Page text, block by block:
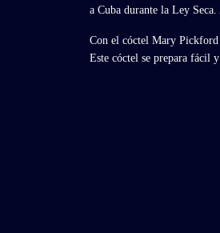
a Cuba durante la Ley
Con el cóctel Mary Pickford
Este cóctel se prepara fácil